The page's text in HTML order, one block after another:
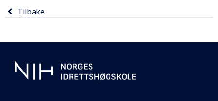
Tilbake
Tilbake
informasjon